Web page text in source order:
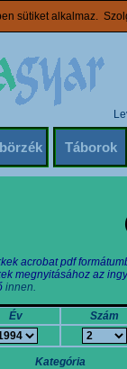
sütiket alkalmaz.
Táborok
acrobat pdf
megnyitásához az
innen.
Év Szám
Kategória